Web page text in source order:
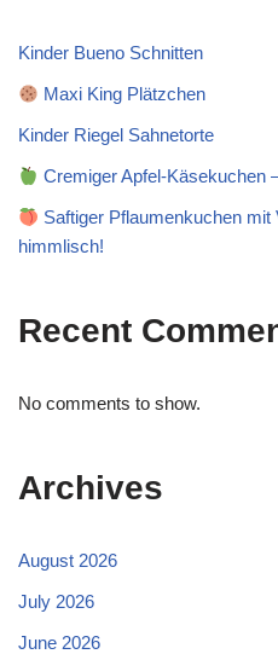
Kinder Bueno Schnitten
Maxi King Plätzchen
Kinder Riegel Sahnetorte
Cremiger Apfel-Käsekuchen
Saftiger Pflaumenkuchen mit
himmlisch!
Recent
No comments to show.
Archives
August 2026
July 2026
June 2026